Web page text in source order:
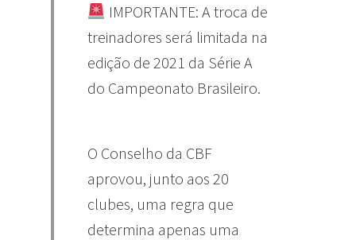
IMPORTANTE: A troca de
treinadores será limitada na
edição de 2021 da Série A
do Campeonato Brasileiro.
O Conselho da CBF
aprovou, junto aos 20
clubes, uma regra que
determina apenas uma